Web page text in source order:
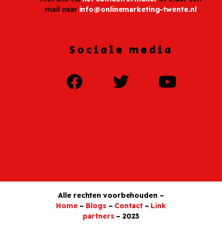
mail naar info@onlinemarketing-twente.nl
Sociale media
Alle rechten voorbehouden –
Home – Blogs – Contact – Link
partners – 2023